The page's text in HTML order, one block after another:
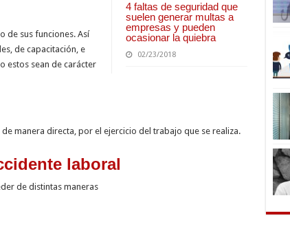
4 faltas de seguridad que
suelen generar multas a
empresas y pueden
ocasionar la quiebra
02/23/2018
de sus funciones. Así
de capacitación, e
estos sean de carácter
manera directa, por el ejercicio del trabajo que se realiza.
laboral
de distintas maneras